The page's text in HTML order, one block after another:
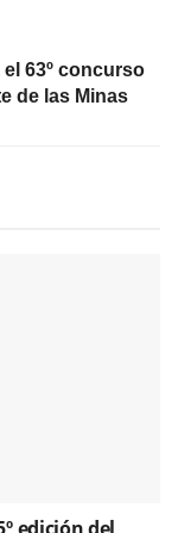
63º concurso
de las Minas